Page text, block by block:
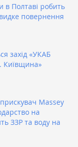
в Полтаві робить
повернення
захід «УКАБ
Київщина»
Massey
на
ЗЗР та воду на